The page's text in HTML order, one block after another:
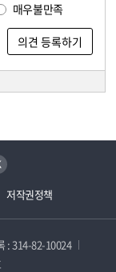
매우불만족
저작권정책
: 314-82-10024